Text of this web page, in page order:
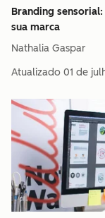
Branding
sua marca
Nathalia Gaspar
Atualizado 01 de